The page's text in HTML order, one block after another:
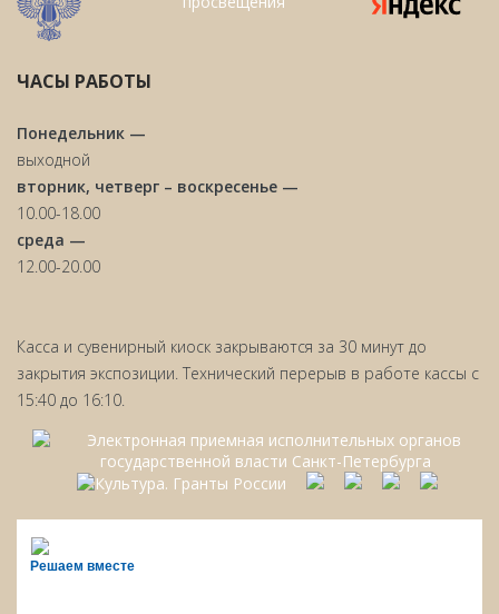
ЧАСЫ РАБОТЫ
Понедельник —
выходной
вторник, четверг – воскресенье —
10.00-18.00
среда —
12.00-20.00
Касса и сувенирный киоск закрываются за 30 минут до
закрытия экспозиции. Технический перерыв в работе кассы с
15:40 до 16:10.
Решаем вместе